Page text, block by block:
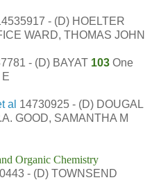
- (D) HOELTER
WARD, THOMAS JOHN
- (D) BAYAT 103 One
al 14730925 - (D) DOUGAL
GOOD, SAMANTHA M
Organic Chemistry
- (D) TOWNSEND